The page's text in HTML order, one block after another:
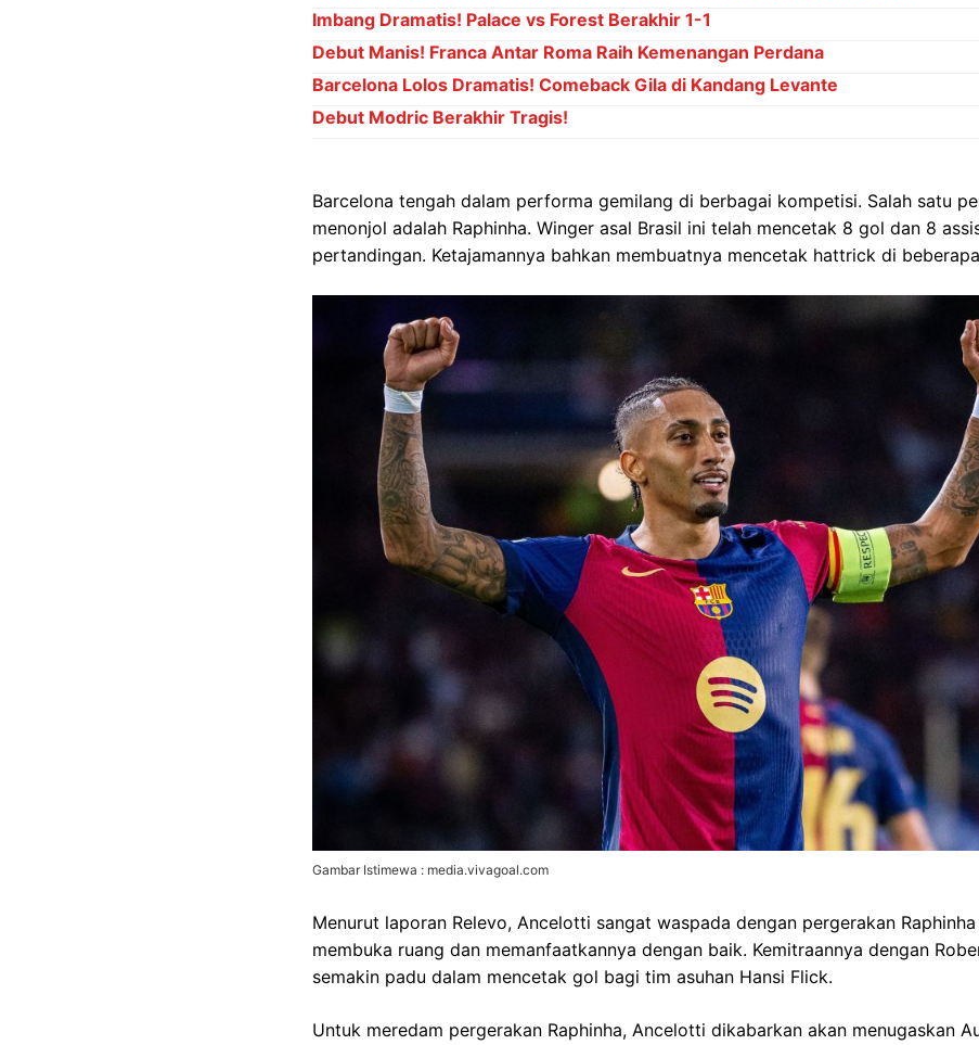
Imbang Dramatis! Palace vs Forest Berakhir 1-1
Debut Manis! Franca Antar Roma Raih Kemenangan Perdana
Barcelona Lolos Dramatis! Comeback Gila di Kandang Levante
Debut Modric Berakhir Tragis!
Barcelona tengah dalam performa gemilang di berbagai kompetisi. Salah satu
menonjol adalah Raphinha. Winger asal Brasil ini telah mencetak 8 gol dan 8
pertandingan. Ketajamannya bahkan membuatnya mencetak hattrick di
Gambar Istimewa : media.vivagoal.com
Menurut laporan Relevo, Ancelotti sangat waspada dengan pergerakan
membuka ruang dan memanfaatkannya dengan baik. Kemitraannya dengan
semakin padu dalam mencetak gol bagi tim asuhan Hansi Flick.
Untuk meredam pergerakan Raphinha, Ancelotti dikabarkan akan menugaskan